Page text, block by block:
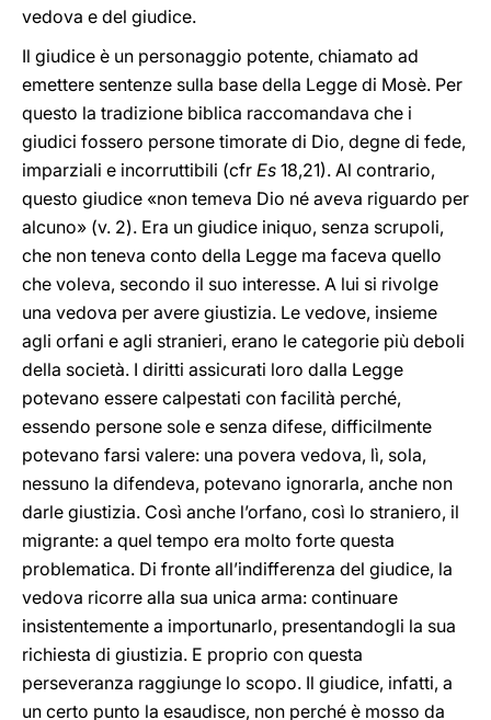
vedova e del giudice.
Il giudice è un personaggio potente, chiamato ad
emettere sentenze sulla base della Legge di Mosè. Per
questo la tradizione biblica raccomandava che i
giudici fossero persone timorate di Dio, degne di fede,
imparziali e incorruttibili (cfr Es 18,21). Al contrario,
questo giudice «non temeva Dio né aveva riguardo per
alcuno» (v. 2). Era un giudice iniquo, senza scrupoli,
che non teneva conto della Legge ma faceva quello
che voleva, secondo il suo interesse. A lui si rivolge
una vedova per avere giustizia. Le vedove, insieme
agli orfani e agli stranieri, erano le categorie più deboli
della società. I diritti assicurati loro dalla Legge
potevano essere calpestati con facilità perché,
essendo persone sole e senza difese, difficilmente
potevano farsi valere: una povera vedova, lì, sola,
nessuno la difendeva, potevano ignorarla, anche non
darle giustizia. Così anche l’orfano, così lo straniero, il
migrante: a quel tempo era molto forte questa
problematica. Di fronte all’indifferenza del giudice, la
vedova ricorre alla sua unica arma: continuare
insistentemente a importunarlo, presentandogli la sua
richiesta di giustizia. E proprio con questa
perseveranza raggiunge lo scopo. Il giudice, infatti, a
un certo punto la esaudisce, non perché è mosso da